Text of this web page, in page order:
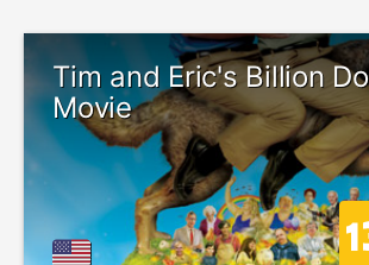
Tim and Eric's Billion
Movie